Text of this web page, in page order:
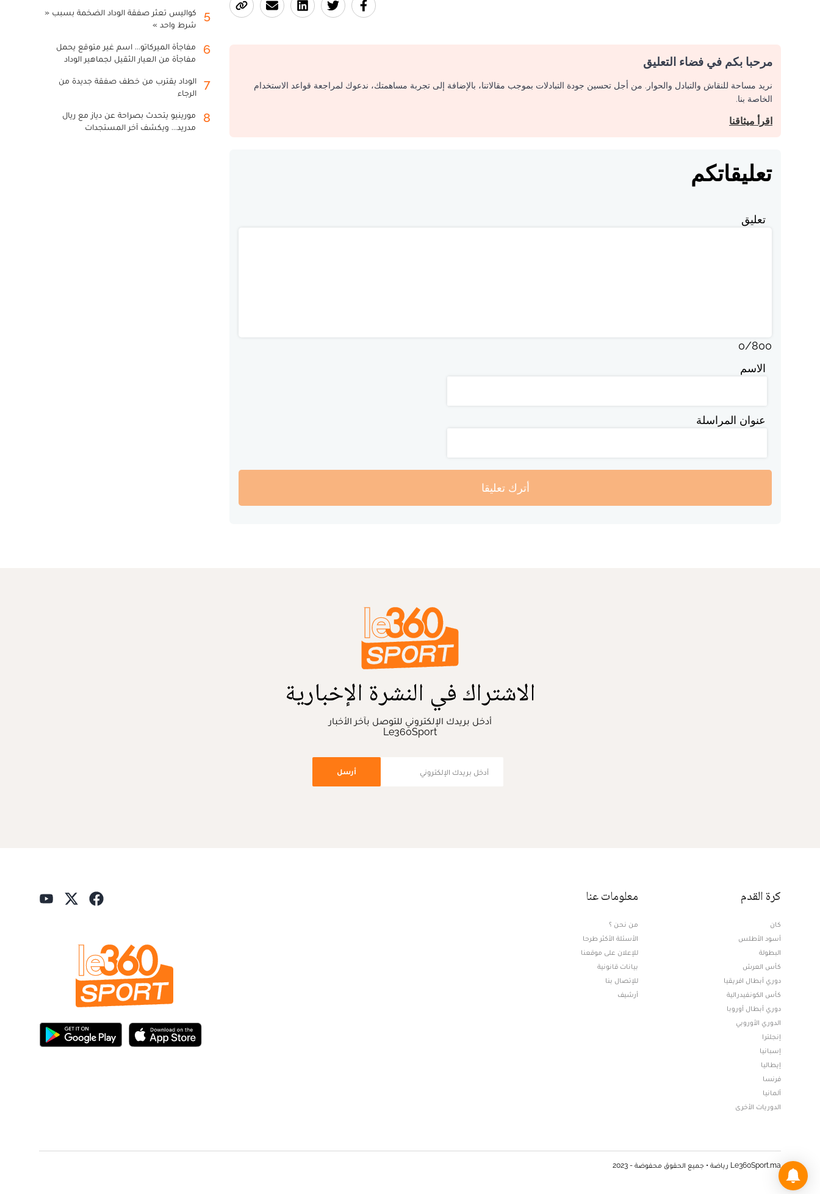
مرحبا بكم في فضاء التعليق
نريد مساحة للنقاش والتبادل والحوار. من أجل تحسين جودة التبادلات بموجب مقالاتنا، بالإضافة إلى تجربة مساهمتك، ندعوك لمراجعة قواعد الاستخدام
الخاصة بنا.
اقرأ ميثاقنا
تعليقاتكم
تعليق
0/800
الاسم
عنوان المراسلة
أترك تعليقا
5
كواليس تعثر صفقة الوداد الضخمة بسبب «
شرط واحد »
6
مفاجأة الميركاتو... اسم غير متوقع يحمل
مفاجأة من العيار الثقيل لجماهير الوداد
7
الوداد يقترب من خطف صفقة جديدة من
الرجاء
8
مورينيو يتحدث بصراحة عن دياز مع ريال
مدريد... ويكشف آخر المستجدات
الاشتراك في النشرة الإخبارية
أدخل بريدك الإلكتروني للتوصل بآخر الأخبار
Le360Sport
أرسل
كرة القدم
كان
أسود الأطلس
البطولة
كأس العرش
دوري أبطال افريقيا
كأس الكونفيدرالية
دوري أبطال أوروبا
الدوري الأوروبي
إنجلترا
إسبانيا
إيطاليا
فرنسا
ألمانيا
الدوريات الأخرى
معلومات عنا
من نحن ؟
الأسئلة الأكثر طرحا
للإعلان على موقعنا
بيانات قانونية
للإتصال بنا
أرشيف
Le360Sport.ma رياضة • جميع الحقوق محفوضة - 2023